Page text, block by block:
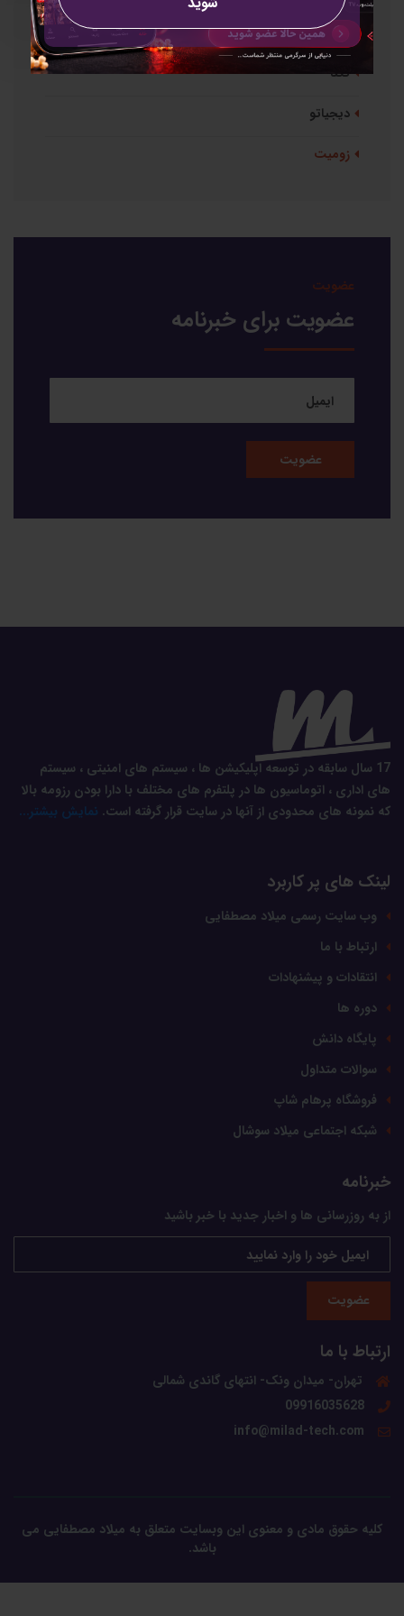
همه
تکنا
دیجیاتو
زومیت
عضویت
عضویت برای خبرنامه
17 سال سابقه در توسعه اپلیکیشن ها ، سیستم های امنیتی ، سیستم
های اداری ، اتوماسیون ها در پلتفرم های مختلف با دارا بودن رزومه بالا
که نمونه های محدودی از آنها در سایت قرار گرفته است. نمایش بیشتر...
لینک های پر کاربرد
وب سایت رسمی میلاد مصطفایی
ارتباط با ما
انتقادات و پیشنهادات
دوره ها
پایگاه دانش
سوالات متداول
فروشگاه پرهام شاپ
شبکه اجتماعی میلاد سوشال
خبرنامه
از به روزرسانی ها و اخبار جدید با خبر باشید
عضویت
ارتباط با ما
تهران- میدان ونک- انتهای گاندی شمالی
09916035628
info@milad-tech.com
کلیه حقوق مادی و معنوی این وبسایت متعلق به میلاد مصطفایی می
باشد.